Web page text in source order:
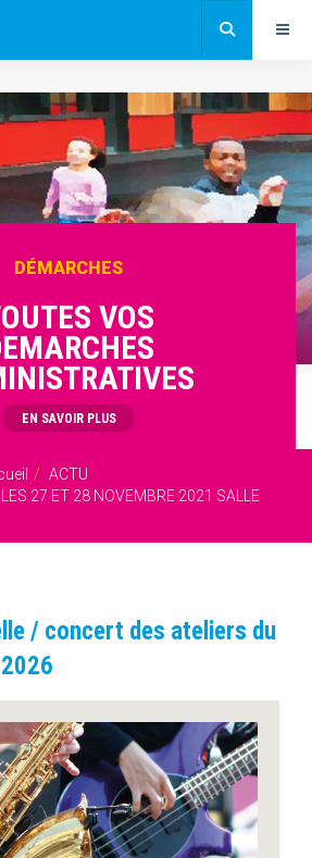
DÉMARCHES
VOS
EN SAVOIR PLUS
ACTU
27 ET 28 NOVEMBRE 2021 SALLE
/ concert des ateliers du